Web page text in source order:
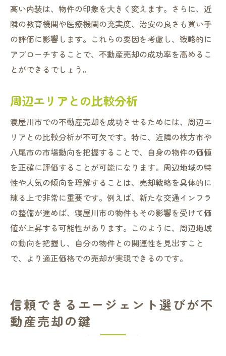
高い内装は、物件の印象を大きく変えます。さらに、近
隣の教育機関や医療機関の充実度、治安の良さも買い手
の評価に影響します。これらの要因を考慮し、戦略的に
アプローチすることで、不動産売却の成功率を高めるこ
とができるでしょう。
周辺エリアとの比較分析
寝屋川市での不動産売却を成功させるためには、周辺エ
リアとの比較分析が不可欠です。特に、近隣の枚方市や
八尾市の市場動向を把握することで、自身の物件の価値
を正確に評価することが可能になります。周辺地域の特
性や人気の傾向を理解することは、売却戦略を具体的に
練る上で非常に重要です。例えば、新たな交通インフラ
の整備が進めば、寝屋川市の物件もその影響を受けて価
値が上昇する可能性があります。このように、周辺地域
の動向を把握し、自分の物件との関連性を見出すこと
で、より適正価格での売却が実現できるのです。
信頼できるエージェント選びが不
動産売却の鍵